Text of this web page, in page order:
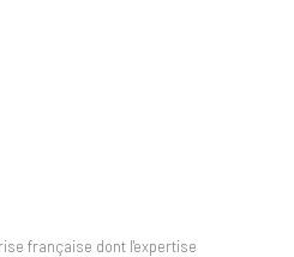
française dont l'expertise